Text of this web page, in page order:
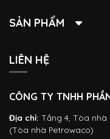
SẢN PHẨM
LIÊN HỆ
CÔNG TY TNHH
Địa chỉ: Tầng 4, Tòa nhà
(Tòa nhà Petrowaco)